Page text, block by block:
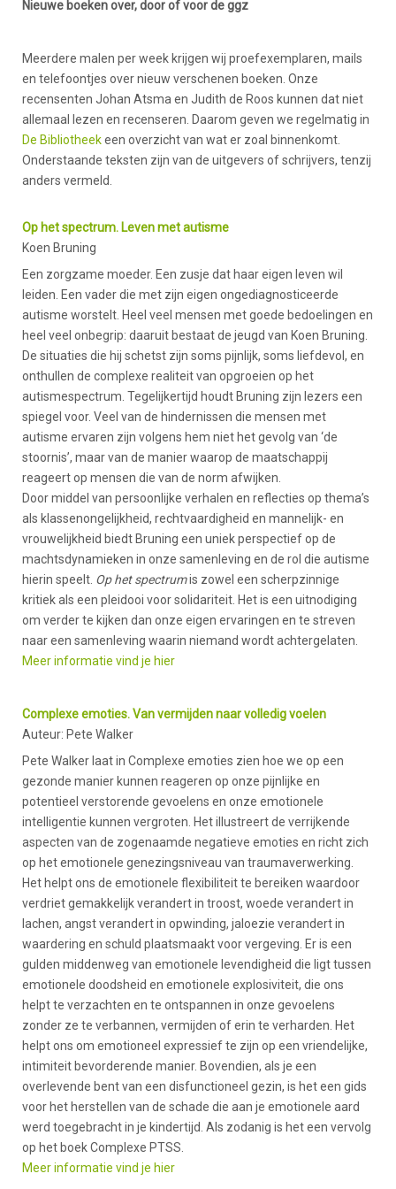
Nieuwe boeken over, door of voor de ggz
Meerdere malen per week krijgen wij proefexemplaren, mails
en telefoontjes over nieuw verschenen boeken. Onze
recensenten Johan Atsma en Judith de Roos kunnen dat niet
allemaal lezen en recenseren. Daarom geven we regelmatig in
De Bibliotheekeen overzicht van wat er zoal binnenkomt.
Onderstaande teksten zijn van de uitgevers of schrijvers, tenzij
anders vermeld.
Op het spectrum. Leven met autisme
Koen Bruning
Een zorgzame moeder. Een zusje dat haar eigen leven wil
leiden. Een vader die met zijn eigen ongediagnosticeerde
autisme worstelt. Heel veel mensen met goede bedoelingen en
heel veel onbegrip: daaruit bestaat de jeugd van Koen Bruning.
De situaties die hij schetst zijn soms pijnlijk, soms liefdevol, en
onthullen de complexe realiteit van opgroeien op het
autismespectrum. Tegelijkertijd houdt Bruning zijn lezers een
spiegel voor. Veel van de hindernissen die mensen met
autisme ervaren zijn volgens hem niet het gevolg van ‘de
stoornis’, maar van de manier waarop de maatschappij
reageert op mensen die van de norm afwijken.
Door middel van persoonlijke verhalen en reflecties op thema’s
als klassenongelijkheid, rechtvaardigheid en mannelijk- en
vrouwelijkheid biedt Bruning een uniek perspectief op de
machtsdynamieken in onze samenleving en de rol die autisme
hierin speelt. Op het spectrumis zowel een scherpzinnige
kritiek als een pleidooi voor solidariteit. Het is een uitnodiging
om verder te kijken dan onze eigen ervaringen en te streven
naar een samenleving waarin niemand wordt achtergelaten.
Meer informatie vind je hier
Complexe emoties. Van vermijden naar volledig voelen
Auteur: Pete Walker
Pete Walker laat in Complexe emoties zien hoe we op een
gezonde manier kunnen reageren op onze pijnlijke en
potentieel verstorende gevoelens en onze emotionele
intelligentie kunnen vergroten. Het illustreert de verrijkende
aspecten van de zogenaamde negatieve emoties en richt zich
op het emotionele genezingsniveau van traumaverwerking.
Het helpt ons de emotionele flexibiliteit te bereiken waardoor
verdriet gemakkelijk verandert in troost, woede verandert in
lachen, angst verandert in opwinding, jaloezie verandert in
waardering en schuld plaatsmaakt voor vergeving. Er is een
gulden middenweg van emotionele levendigheid die ligt tussen
emotionele doodsheid en emotionele explosiviteit, die ons
helpt te verzachten en te ontspannen in onze gevoelens
zonder ze te verbannen, vermijden of erin te verharden. Het
helpt ons om emotioneel expressief te zijn op een vriendelijke,
intimiteit bevorderende manier. Bovendien, als je een
overlevende bent van een disfunctioneel gezin, is het een gids
voor het herstellen van de schade die aan je emotionele aard
werd toegebracht in je kindertijd. Als zodanig is het een vervolg
op het boek Complexe PTSS.
Meer informatie vind je hier